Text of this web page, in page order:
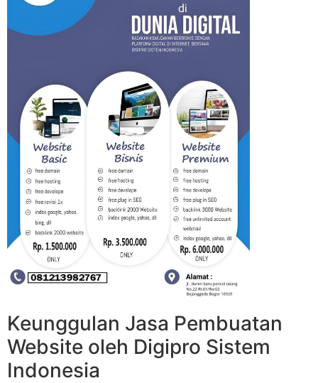
Keunggulan Jasa Pembuatan
Website oleh Digipro Sistem
Indonesia